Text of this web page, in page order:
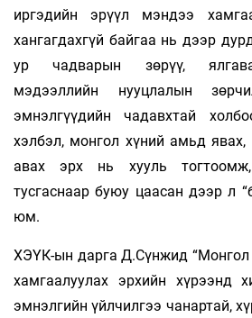
иргэдийн эрүүл мэндээ
хангагдахгүй байгаа нь дээр
ур чадварын зөрүү,
мэдээллийн нууцлалын
эмнэлгүүдийн чадавхтай
хэлбэл, монгол хүний амьд
авах эрх нь хууль
тусгаснаар буюу цаасан дээр л
юм.
ХЭҮК-ын дарга Д.Сүнжид “Монгол
хамгаалуулах эрхийн хүрээнд
эмнэлгийн үйлчилгээ чанартай,